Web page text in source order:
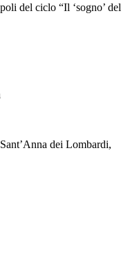
del ciclo “Il ‘sogno’ del
dei Lombardi,